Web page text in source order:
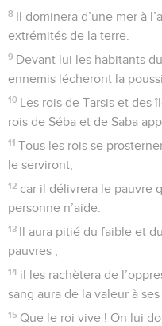
8 Il dominera d’une mer à
extrémités de la terre.
9 Devant lui les habitants
ennemis lécheront la
10 Les rois de Tarsis et des
rois de Séba et de Saba
11 Tous les rois se
le serviront,
12 car il délivrera le pauvre
personne n’aide.
13 Il aura pitié du faible et
pauvres ;
14 il les rachètera de
sang aura de la valeur à ses
15 Que le roi vive ! On lui